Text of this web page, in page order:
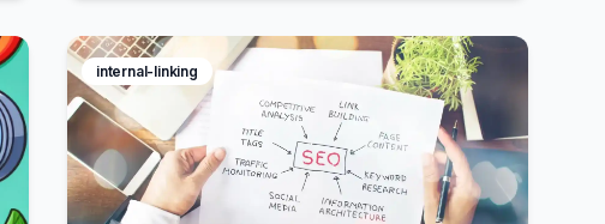
internal-linking